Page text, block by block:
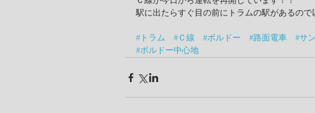
駅に出たらすぐ目の前にトラムの駅があるの
#トラム #Ｃ線 #ボルドー #路面電車 #サ
#ボルドー中心地